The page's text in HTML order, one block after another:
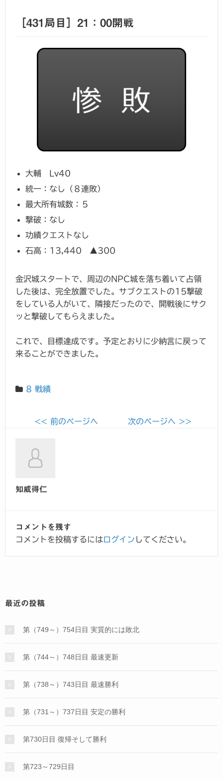
［431局目］21：00開戦
大輔 Lv40
統一：なし（８連敗）
最大所有城数：５
撃破：なし
功績クエストなし
石高：13,440 ▲300
金沢城スタートで、周辺のNPC城を落ち着いて占領
した後は、完全放置でした。サブクエストの15撃破
をしている人がいて、隣接だったので、開戦後にサク
ッと撃破してもらえました。
これで、目標達成です。予定とおりに少納言に戻って
来ることができました。
8 戦績
<< 前のページへ 次のページへ >>
知威得仁
コメントを残す
コメントを投稿するにはログイン してください。
最近の投稿
第（749～）754日目 実質的には敗北
第（744～）748日目 最速更新
第（738～）743日目 最速勝利
第（731～）737日目 安定の勝利
第730日目 復帰そして勝利
第723～729日目